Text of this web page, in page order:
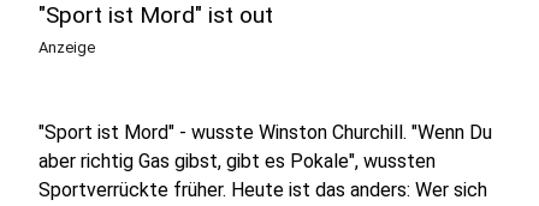
"Sport ist Mord" ist out
Anzeige
"Sport ist Mord" - wusste Winston Churchill. "Wenn Du
aber richtig Gas gibst, gibt es Pokale", wussten
Sportverrückte früher. Heute ist das anders: Wer sich